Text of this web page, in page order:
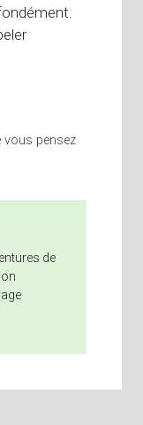
vous pensez
de